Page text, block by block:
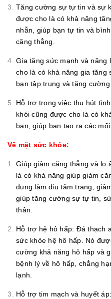
Tăng cường sự tự tin và sự
được cho là có khả năng
nhẫn, giúp bạn tự tin và
căng thẳng.
Gia tăng sức mạnh và
cho là có khả năng gia tăng
bạn tập trung và tăng
Hỗ trợ trong việc thu hút
khói cũng được cho là có
bạn, giúp bạn tạo ra các
Về mặt sức khỏe:
Giúp giảm căng thẳng và lo
là có khả năng giúp giảm
dụng làm dịu tâm trạng,
giúp tăng cường sự tự tin,
thân.
Hỗ trợ hệ hô hấp: Đá thạch
sức khỏe hệ hô hấp. Nó
cường khả năng hô hấp và
bệnh lý về hô hấp, chẳng
lạnh.
Hỗ trợ tim mạch và huyết